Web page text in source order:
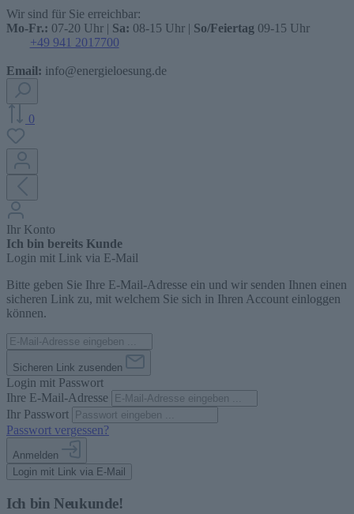
Wir sind für Sie erreichbar:
Mo-Fr.: 07-20 Uhr | Sa: 08-15 Uhr | So/Feiertag 09-15 Uhr
+49 941 2017700
Email: info@energieloesung.de
0
Ihr Konto
Ich bin bereits Kunde
Login mit Link via E-Mail
Bitte geben Sie Ihre E-Mail-Adresse ein und wir senden Ihnen einen
sicheren Link zu, mit welchem Sie sich in Ihren Account einloggen
können.
Sicheren Link zusenden
Login mit Passwort
Ihre E-Mail-Adresse
Ihr Passwort
Passwort vergessen?
Anmelden
Login mit Link via E-Mail
Ich bin Neukunde!